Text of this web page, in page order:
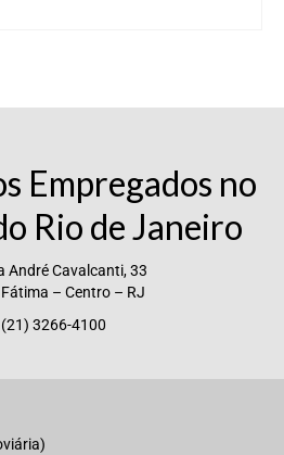
Empregados no
Rio de Janeiro
André Cavalcanti, 33
– Centro – RJ
(21) 3266-4100